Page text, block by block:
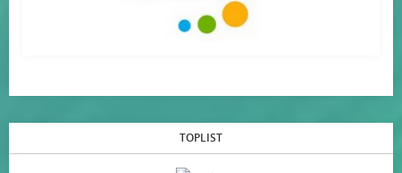
TOPLIST